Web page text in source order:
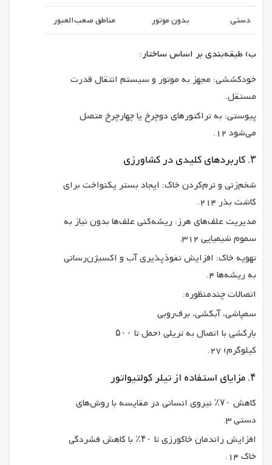
دستی
بدون موتور مناطق صعب‌العبور
ب) طبقه‌بندی بر اساس ساختار:
خودکششی: مجهز به موتور و سیستم انتقال قدرت
مستقل.
پیوستی: به تراکتورهای دوچرخ یا چهارچرخ متصل
می‌شود 12.
۳. کاربردهای کلیدی در کشاورزی
شخم‌زنی و نرم‌کردن خاک: ایجاد بستر یکنواخت برای
کاشت بذر 214.
مدیریت علف‌های هرز: ریشه‌کنی علف‌ها بدون نیاز به
سموم شیمیایی 312.
تهویه خاک: افزایش نفوذپذیری آب و اکسیژن‌رسانی
به ریشه‌ها 4.
اتصالات چندمنظوره:
سمپاشی، آبکشی، برف‌روبی
بارکشی با اتصال به تریلی (حمل تا ۵۰۰
کیلوگرم) 27.
۴. مزایای استفاده از تیلر کولتیواتور
کاهش ۷۰٪ نیروی انسانی در مقایسه با روش‌های
دستی 3.
افزایش راندمان خاکورزی تا ۴۰٪ با کاهش فشردگی
خاک 14.